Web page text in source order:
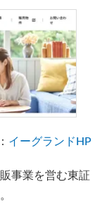
イーグランドHP
事業を営む東証